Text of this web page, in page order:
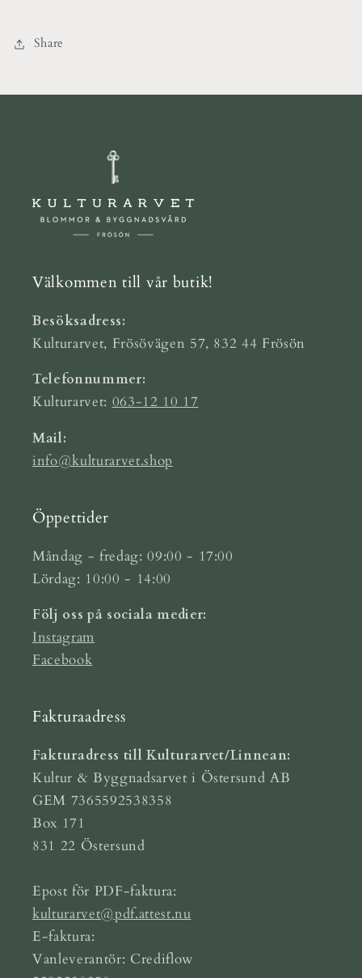
Share
Välkommen till vår butik!
Besöksadress:
Kulturarvet, Frösövägen 57, 832 44 Frösön
Telefonnummer:
Kulturarvet: 063-12 10 17
Mail:
info@kulturarvet.shop
Öppettider
Måndag - fredag: 09:00 - 17:00
Lördag: 10:00 - 14:00
Följ oss på sociala medier:
Instagram
Facebook
Fakturaadress
Fakturadress till Kulturarvet/Linnean:
Kultur & Byggnadsarvet i Östersund AB
GEM 7365592538358
Box 171
831 22 Östersund
Epost för PDF-faktura:
kulturarvet@pdf.attest.nu
E-faktura:
Vanleverantör: Crediflow